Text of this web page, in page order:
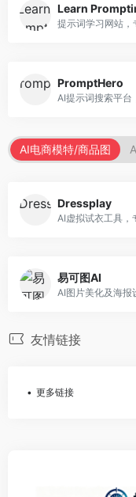
Learn
PromptHero
AI电商模特/商品图
Dressplay
易可图AI
友情链接
更多链接